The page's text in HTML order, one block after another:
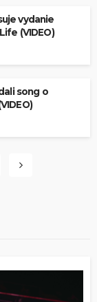
vydanie
(VIDEO)
song o